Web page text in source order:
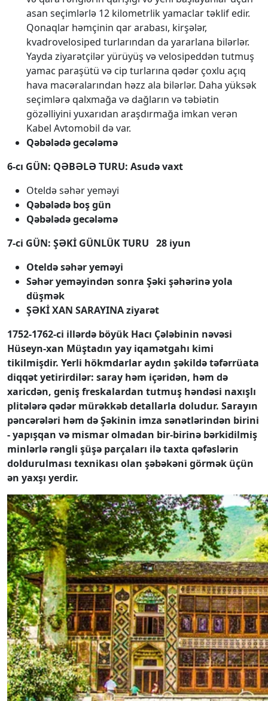
asan seçimlərlə 12 kilometrlik yamaclar təklif edir.
Qonaqlar həmçinin qar arabası, kirşələr,
kvadrovelosiped turlarından da yararlana bilərlər.
Yayda ziyarətçilər yürüyüş və velosipeddən tutmuş
yamac paraşütü və cip turlarına qədər çoxlu açıq
hava macəralarından həzz ala bilərlər. Daha yüksək
seçimlərə qalxmağa və dağların və təbiətin
gözəlliyini yuxarıdan araşdırmağa imkan verən
Kabel Avtomobil də var.
Qəbələdə gecələmə
6-cı GÜN: QƏBƏLƏ TURU: Asudə vaxt
Oteldə səhər yeməyi
Qəbələdə boş gün
Qəbələdə gecələmə
7-ci GÜN: ŞƏKİ GÜNLÜK TURU 28 iyun
Oteldə səhər yeməyi
Səhər yeməyindən sonra Şəki şəhərinə yola
düşmək
ŞƏKİ XAN SARAYINA ziyarət
1752-1762-ci illərdə böyük Hacı Çələbinin nəvəsi
Hüseyn-xan Müştadın yay iqamətgahı kimi
tikilmişdir. Yerli hökmdarlar aydın şəkildə təfərrüata
diqqət yetirirdilər: saray həm içəridən, həm də
xaricdən, geniş freskalardan tutmuş həndəsi naxışlı
plitələrə qədər mürəkkəb detallarla doludur. Sarayın
pəncərələri həm də Şəkinin imza sənətlərindən birini
- yapışqan və mismar olmadan bir-birinə bərkidilmiş
minlərlə rəngli şüşə parçaları ilə taxta qəfəslərin
doldurulması texnikası olan şəbəkəni görmək üçün
ən yaxşı yerdir.